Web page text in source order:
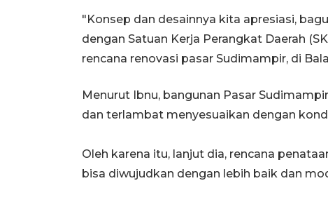
"Konsep dan desainnya kita apresiasi,
dengan Satuan Kerja Perangkat Daerah
rencana renovasi pasar Sudimampir, di
Menurut Ibnu, bangunan Pasar
dan terlambat menyesuaikan dengan
Oleh karena itu, lanjut dia, rencana
bisa diwujudkan dengan lebih baik dan